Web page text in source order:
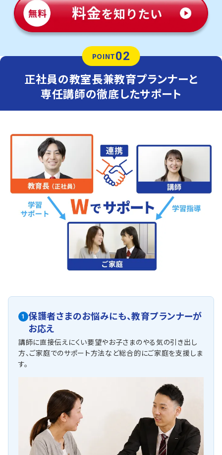
POINT02
正社員の教室長兼教育プランナーと
専任講師の徹底したサポート
1 保護者さまのお悩みにも、教育プランナーが
お応え
講師に直接伝えにくい要望やお子さまのやる気の引き出し
方、ご家庭でのサポート方法など総合的にご家庭を支援しま
す。